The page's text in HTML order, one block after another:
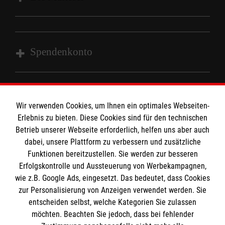
Malteser in Deutschland
Malteserorden
Spendenkonto
Empfänger: Malteser Hilfsdienst e.V.
Bank: Sparkasse Wiesental
IBAN: DE97683515570003232774
BLC: 68351557
Kontonummer: 0003232774
So finden Sie uns
Gündenhausen 31
79650 Schopfheim
Ehrenamt.Wiesental@malteser.org
Der Malteser Hilfsdienst e.V. ist als eingetragene
gemeinnützige Organisation von der Körperschaft- und
Gewerbesteuer befreit.
Medizinproduktesicherheit
Wir verwenden Cookies, um Ihnen ein optimales Webseiten-
Erlebnis zu bieten. Diese Cookies sind für den technischen
Betrieb unserer Webseite erforderlich, helfen uns aber auch
dabei, unsere Plattform zu verbessern und zusätzliche
Funktionen bereitzustellen. Sie werden zur besseren
Erfolgskontrolle und Aussteuerung von Werbekampagnen,
wie z.B. Google Ads, eingesetzt. Das bedeutet, dass Cookies
zur Personalisierung von Anzeigen verwendet werden. Sie
entscheiden selbst, welche Kategorien Sie zulassen
möchten. Beachten Sie jedoch, dass bei fehlender